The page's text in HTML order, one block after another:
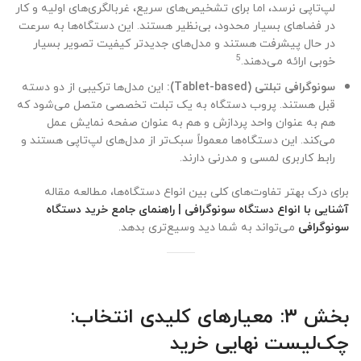
لپ‌تاپی نرسد، اما برای تشخیص‌های سریع، غربالگری‌های اولیه و کار
در فضاهای بسیار محدود، بی‌نظیر هستند. این دستگاه‌ها به سرعت
در حال پیشرفت هستند و مدل‌های جدیدتر کیفیت تصویر بسیار
خوبی ارائه می‌دهند.5
سونوگرافی تبلتی (Tablet-based):
این مدل‌ها ترکیبی از دو دسته
قبل هستند. پروب دستگاه به یک تبلت تخصصی متصل می‌شود که
هم به عنوان واحد پردازش و هم به عنوان صفحه نمایش عمل
می‌کند. این دستگاه‌ها معمولاً سبک‌تر از مدل‌های لپ‌تاپی هستند و
رابط کاربری لمسی و مدرنی دارند.
برای درک بهتر تفاوت‌های کلی بین انواع دستگاه‌ها، مطالعه مقاله
آشنایی با انواع دستگاه سونوگرافی | راهنمای جامع خرید دستگاه
سونوگرافی می‌تواند به شما دید وسیع‌تری بدهد.
بخش ۳: معیارهای کلیدی انتخاب:
چک‌لیست نهایی خرید